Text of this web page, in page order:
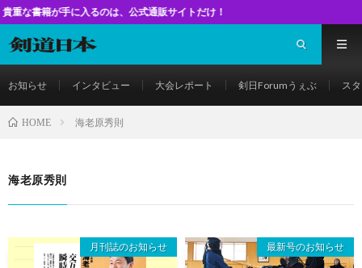
に入るのは、公式通販サイトだけ！
お知らせ インタビュー 大会レポート 剣日Forumうぇぶ ス
HOME 海老原秀則
海老原秀則
月刊誌のお知らせ 最新号のお知らせ